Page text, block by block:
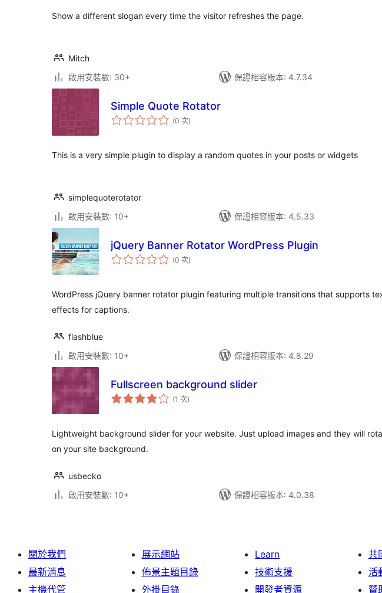
Show a different slogan every time the visitor refreshes the page.
Mitch
啟用安裝數: 30+
保證相容版本: 4.7.34
Simple Quote Rotator
(0 次評
分)
This is a very simple plugin to display a random quotes in your posts or widgets
simplequoterotator
啟用安裝數: 10+
保證相容版本: 4.5.33
jQuery Banner Rotator WordPress Plugin
(0 次評
分)
WordPress jQuery banner rotator plugin featuring multiple transitions that supports
effects for captions.
flashblue
啟用安裝數: 10+
保證相容版本: 4.8.29
Fullscreen background slider
(1 次評
分)
Lightweight background slider for your website. Just upload images and they will
on your site background.
usbecko
啟用安裝數: 10+
保證相容版本: 4.0.38
關於我們
最新消息
主機代管
展示網站
佈景主題目錄
外掛目錄
Learn
技術支援
開發者資源
共
活
贊